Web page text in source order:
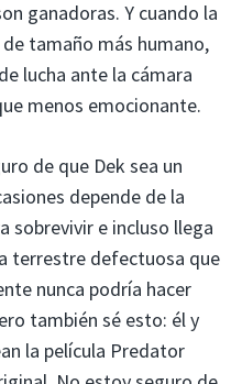
ganadoras. Y cuando la
tamaño más humano,
lucha ante la cámara
menos emocionante.
de que Dek sea un
depende de la
sobrevivir e incluso llega
terrestre defectuosa que
nunca podría hacer
también sé esto: él y
la película Predator